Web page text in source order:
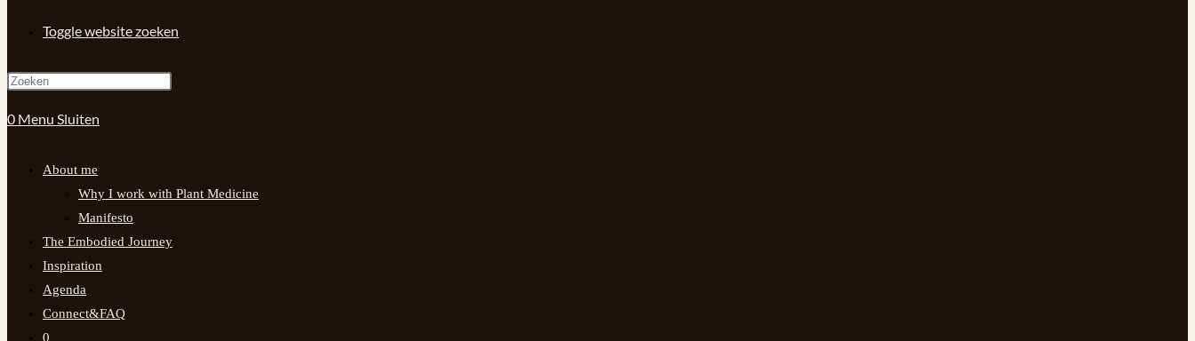
Toggle website zoeken
0 Menu Sluiten
About me
Why I work with Plant Medicine
Manifesto
The Embodied Journey
Inspiration
Agenda
Connect&FAQ
0